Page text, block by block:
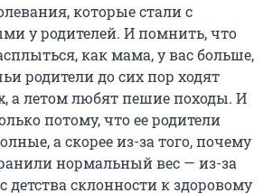
которые стали с
у родителей. И помнить, что
как мама, у вас больше,
родители до сих пор ходят
а летом любят пешие походы. И
потому, что ее родители
а скорее из-за того, почему
нормальный вес — из-за
детства склонности к здоровому